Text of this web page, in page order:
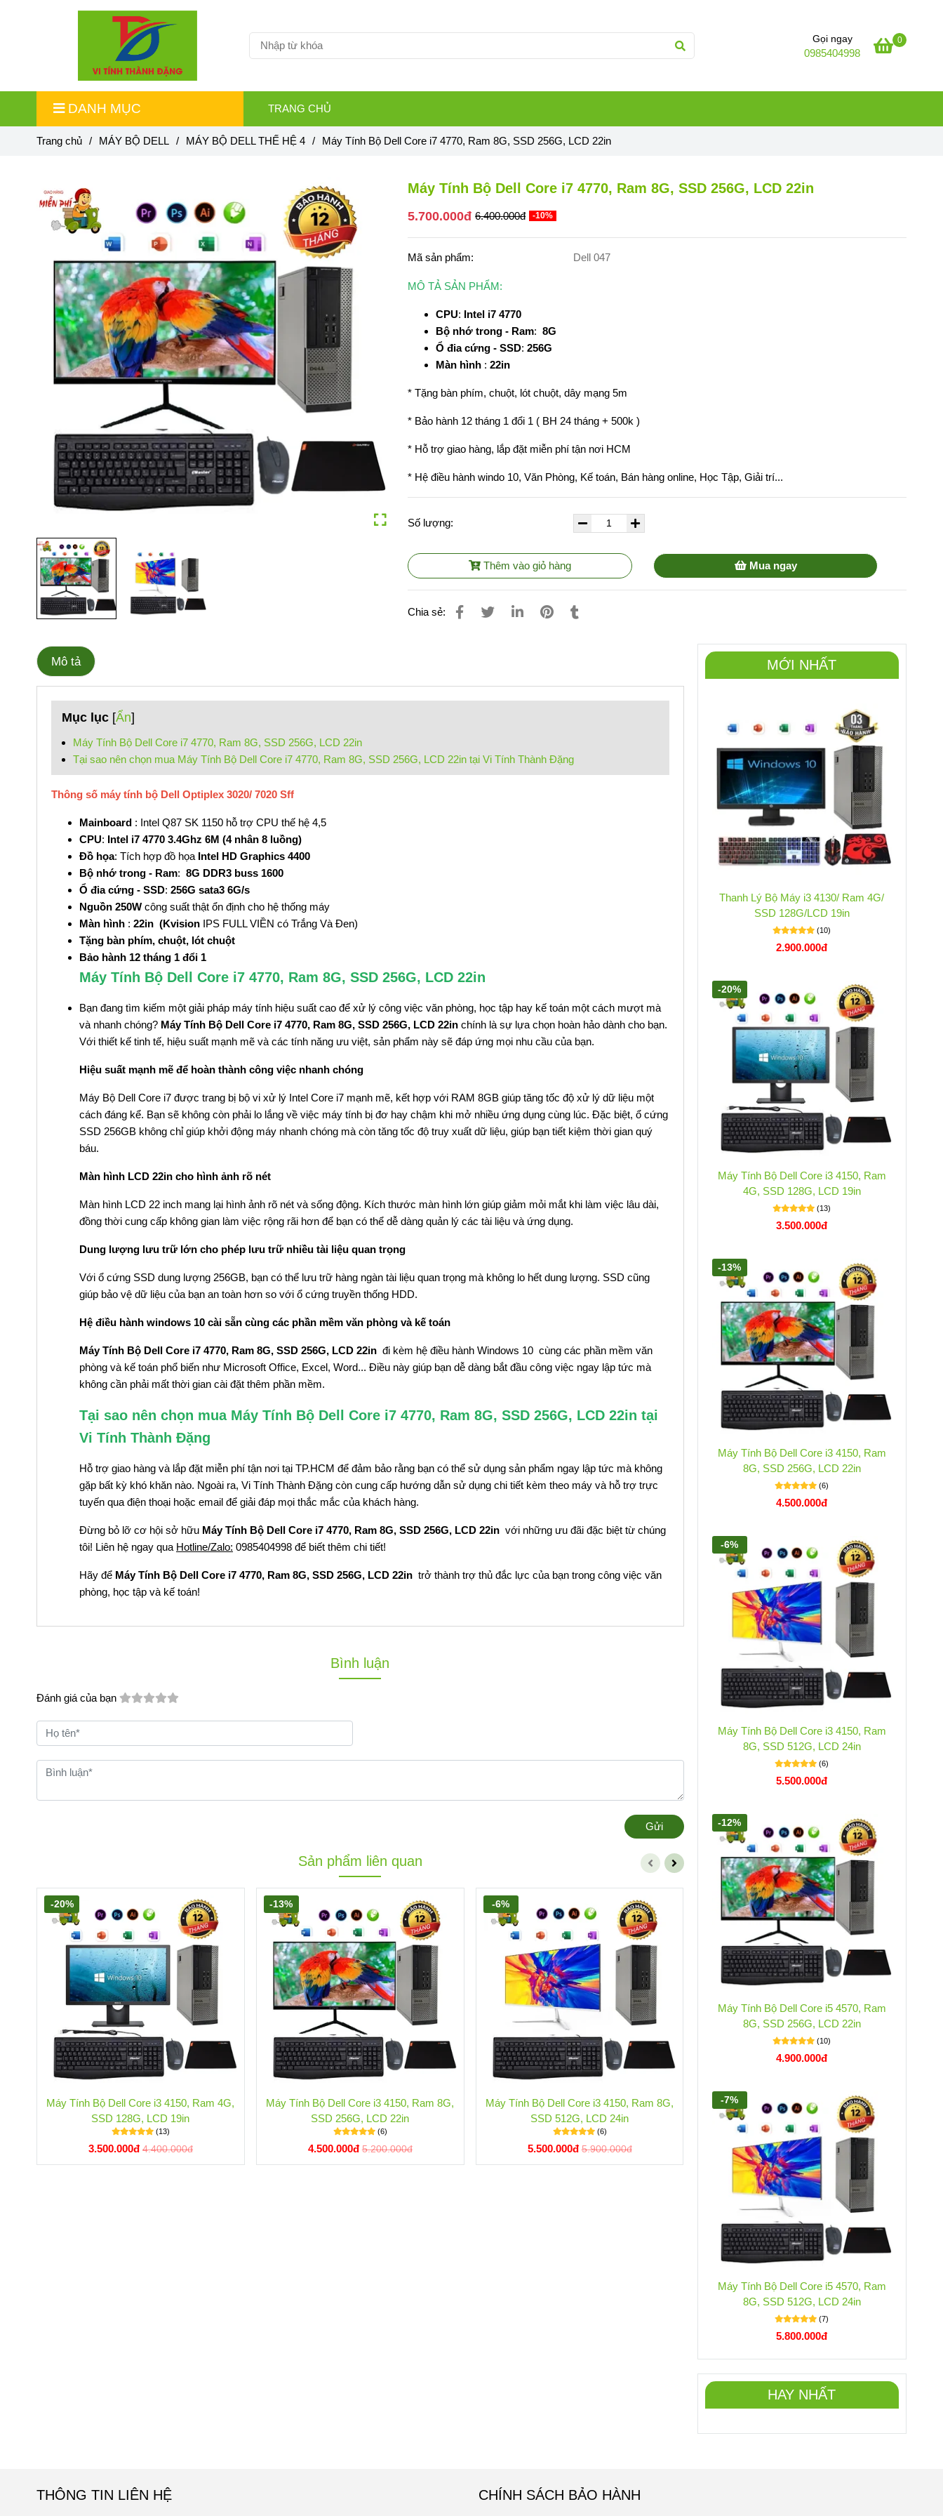
Gọi ngay
0985404998
0
DANH MỤC TRANG CHỦ
Trang chủ / MÁY BỘ DELL / MÁY BỘ DELL THẾ HỆ 4 / Máy Tính Bộ Dell Core i7 4770, Ram 8G, SSD 256G, LCD 22in
Máy Tính Bộ Dell Core i7 4770, Ram 8G, SSD 256G, LCD 22in
5.700.000đ 6.400.000đ -10%
Mã sản phẩm: Dell 047
MÔ TẢ SẢN PHẨM:
CPU: Intel i7 4770
Bộ nhớ trong - Ram:8G
Ổ đia cứng - SSD:256G
Màn hình :22in
* Tặng bàn phím, chuột, lót chuột, dây mạng 5m
* Bảo hành 12 tháng 1 đổi 1 ( BH 24 tháng + 500k )
* Hỗ trợ giao hàng, lắp đặt miễn phí tận nơi HCM
* Hệ điều hành windo 10, Văn Phòng, Kế toán, Bán hàng online, Học Tập, Giải trí...
Số lượng:
Thêm vào giỏ hàng Mua ngay
Chia sẻ:
Mô tả
Mục lục [Ẩn]
Máy Tính Bộ Dell Core i7 4770, Ram 8G, SSD 256G, LCD 22in
Tại sao nên chọn mua Máy Tính Bộ Dell Core i7 4770, Ram 8G, SSD 256G, LCD 22in tại Vi Tính Thành Đặng
Thông số máy tính bộ Dell Optiplex 3020/ 7020 Sff
Mainboard : Intel Q87 SK 1150 hỗ trợ CPU thế hệ 4,5
CPU: Intel i7 4770 3.4Ghz 6M (4 nhân 8 luồng)
Đồ họa: Tích hợp đồ họa Intel HD Graphics 4400
Bộ nhớ trong - Ram: 8G DDR3 buss 1600
Ổ đia cứng - SSD: 256G sata3 6G/s
Nguồn 250W công suất thật ổn định cho hệ thống máy
Màn hình : 22in (Kvision IPS FULL VIỀN có Trắng Và Đen)
Tặng bàn phím, chuột, lót chuột
Bảo hành 12 tháng 1 đổi 1
Máy Tính Bộ Dell Core i7 4770, Ram 8G, SSD 256G, LCD 22in
Bạn đang tìm kiếm một giải pháp máy tính hiệu suất cao để xử lý công việc văn phòng, học tập hay kế toán một cách mượt mà
và nhanh chóng? Máy Tính Bộ Dell Core i7 4770, Ram 8G, SSD 256G, LCD 22in chính là sự lựa chọn hoàn hảo dành cho bạn.
Với thiết kế tinh tế, hiệu suất mạnh mẽ và các tính năng ưu việt, sản phẩm này sẽ đáp ứng mọi nhu cầu của bạn.
Hiệu suất mạnh mẽ để hoàn thành công việc nhanh chóng
Máy Bộ Dell Core i7 được trang bị bộ vi xử lý Intel Core i7 mạnh mẽ, kết hợp với RAM 8GB giúp tăng tốc độ xử lý dữ liệu một
cách đáng kể. Bạn sẽ không còn phải lo lắng về việc máy tính bị đơ hay chậm khi mở nhiều ứng dụng cùng lúc. Đặc biệt, ổ cứng
SSD 256GB không chỉ giúp khởi động máy nhanh chóng mà còn tăng tốc độ truy xuất dữ liệu, giúp bạn tiết kiệm thời gian quý
báu.
Màn hình LCD 22in cho hình ảnh rõ nét
Màn hình LCD 22 inch mang lại hình ảnh rõ nét và sống động. Kích thước màn hình lớn giúp giảm mỏi mắt khi làm việc lâu dài,
đồng thời cung cấp không gian làm việc rộng rãi hơn để bạn có thể dễ dàng quản lý các tài liệu và ứng dụng.
Dung lượng lưu trữ lớn cho phép lưu trữ nhiều tài liệu quan trọng
Với ổ cứng SSD dung lượng 256GB, bạn có thể lưu trữ hàng ngàn tài liệu quan trọng mà không lo hết dung lượng. SSD cũng
giúp bảo vệ dữ liệu của bạn an toàn hơn so với ổ cứng truyền thống HDD.
Hệ điều hành windows 10 cài sẵn cùng các phần mềm văn phòng và kế toán
Máy Tính Bộ Dell Core i7 4770, Ram 8G, SSD 256G, LCD 22in đi kèm hệ điều hành Windows 10 cùng các phần mềm văn
phòng và kế toán phổ biến như Microsoft Office, Excel, Word... Điều này giúp bạn dễ dàng bắt đầu công việc ngay lập tức mà
không cần phải mất thời gian cài đặt thêm phần mềm.
Tại sao nên chọn mua Máy Tính Bộ Dell Core i7 4770, Ram 8G, SSD 256G, LCD 22in tại
Vi Tính Thành Đặng
Hỗ trợ giao hàng và lắp đặt miễn phí tận nơi tại TP.HCM để đảm bảo rằng bạn có thể sử dụng sản phẩm ngay lập tức mà không
gặp bất kỳ khó khăn nào. Ngoài ra, Vi Tính Thành Đặng còn cung cấp hướng dẫn sử dụng chi tiết kèm theo máy và hỗ trợ trực
tuyến qua điện thoại hoặc email để giải đáp mọi thắc mắc của khách hàng.
Đừng bỏ lỡ cơ hội sở hữu Máy Tính Bộ Dell Core i7 4770, Ram 8G, SSD 256G, LCD 22in với những ưu đãi đặc biệt từ chúng
tôi! Liên hệ ngay qua Hotline/Zalo: 0985404998 để biết thêm chi tiết!
Hãy để Máy Tính Bộ Dell Core i7 4770, Ram 8G, SSD 256G, LCD 22in trở thành trợ thủ đắc lực của bạn trong công việc văn
phòng, học tập và kế toán!
Bình luận
Đánh giá của bạn
Gửi
Sản phẩm liên quan
Máy Tính Bộ Dell Core i3 4150, Ram 4G,
SSD 128G, LCD 19in
(13)
3.500.000đ 4.400.000đ
-20%
Máy Tính Bộ Dell Core i3 4150, Ram 8G,
SSD 256G, LCD 22in
(6)
4.500.000đ 5.200.000đ
-13%
Máy Tính Bộ Dell Core i3 4150, Ram 8G,
SSD 512G, LCD 24in
(6)
5.500.000đ 5.900.000đ
-6%
Máy Tính Bộ Dell Core i5 4570, Ram 8G,
SSD 256G, LCD 22in
(10)
4.900.000đ 5.600.000đ
-12%
MỚI NHẤT
Thanh Lý Bộ Máy i3 4130/ Ram 4G/
SSD 128G/LCD 19in
(10)
2.900.000đ
Máy Tính Bộ Dell Core i3 4150, Ram
4G, SSD 128G, LCD 19in
(13)
3.500.000đ
-20%
Máy Tính Bộ Dell Core i3 4150, Ram
8G, SSD 256G, LCD 22in
(6)
4.500.000đ
-13%
Máy Tính Bộ Dell Core i3 4150, Ram
8G, SSD 512G, LCD 24in
(6)
5.500.000đ
-6%
Máy Tính Bộ Dell Core i5 4570, Ram
8G, SSD 256G, LCD 22in
(10)
4.900.000đ
-12%
Máy Tính Bộ Dell Core i5 4570, Ram
8G, SSD 512G, LCD 24in
(7)
5.800.000đ
-7%
HAY NHẤT
THÔNG TIN LIÊN HỆ CHÍNH SÁCH BẢO HÀNH